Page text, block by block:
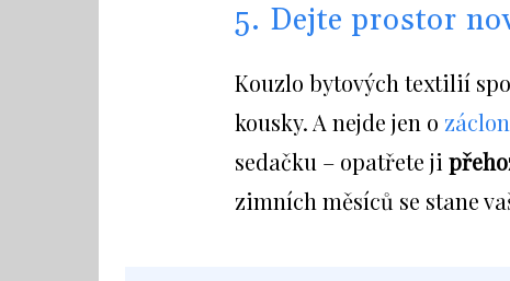
5. Dejte prostor
Kouzlo bytových textilií
kousky. A nejde jen o
sedačku – opatřete ji
zimních měsíců se stane